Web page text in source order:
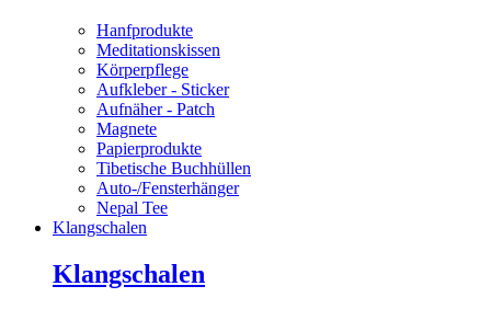
Hanfprodukte
Meditationskissen
Körperpflege
Aufkleber - Sticker
Aufnäher - Patch
Magnete
Papierprodukte
Tibetische Buchhüllen
Auto-/Fensterhänger
Nepal Tee
Klangschalen
Klangschalen